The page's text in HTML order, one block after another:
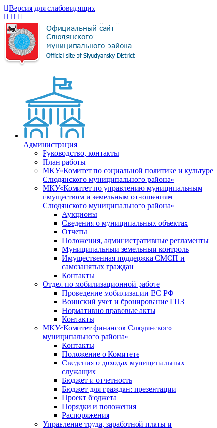
Версия для слабовидящих
Администрация
Руководство, контакты
План работы
МКУ«Комитет по социальной политике и культуре
Слюдянского муниципального района»
МКУ«Комитет по управлению муниципальным
имуществом и земельным отношениям
Слюдянского муниципального района»
Аукционы
Сведения о муниципальных объектах
Отчеты
Положения, административные регламенты
Муниципальный земельный контроль
Имущественная поддержка СМСП и
самозанятых граждан
Контакты
Отдел по мобилизационной работе
Проведение мобилизации ВС РФ
Воинский учет и бронирование ГПЗ
Нормативно правовые акты
Контакты
МКУ«Комитет финансов Слюдянского
муниципального района»
Контакты
Положение о Комитете
Сведения о доходах муниципальных
служащих
Бюджет и отчетность
Бюджет для граждан: презентации
Проект бюджета
Порядки и положения
Распоряжения
Управление труда, заработной платы и